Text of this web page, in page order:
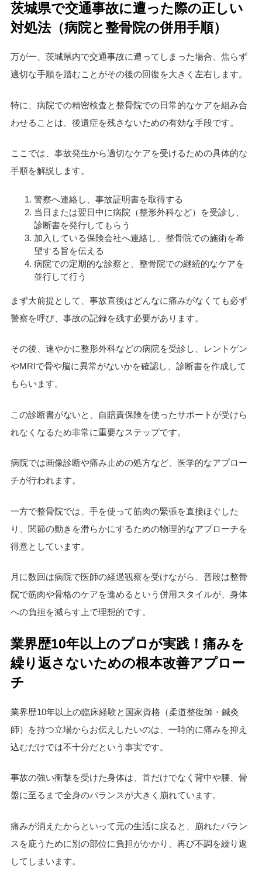
茨城県で交通事故に遭った際の正しい
対処法（病院と整骨院の併用手順）
万が一、茨城県内で交通事故に遭ってしまった場合、焦らず
適切な手順を踏むことがその後の回復を大きく左右します。
特に、病院での精密検査と整骨院での日常的なケアを組み合
わせることは、後遺症を残さないための有効な手段です。
ここでは、事故発生から適切なケアを受けるための具体的な
手順を解説します。
警察へ連絡し、事故証明書を取得する
当日または翌日中に病院（整形外科など）を受診し、
診断書を発行してもらう
加入している保険会社へ連絡し、整骨院での施術を希
望する旨を伝える
病院での定期的な診察と、整骨院での継続的なケアを
並行して行う
まず大前提として、事故直後はどんなに痛みがなくても必ず
警察を呼び、事故の記録を残す必要があります。
その後、速やかに整形外科などの病院を受診し、レントゲン
やMRIで骨や脳に異常がないかを確認し、診断書を作成して
もらいます。
この診断書がないと、自賠責保険を使ったサポートが受けら
れなくなるため非常に重要なステップです。
病院では画像診断や痛み止めの処方など、医学的なアプロー
チが行われます。
一方で整骨院では、手を使って筋肉の緊張を直接ほぐした
り、関節の動きを滑らかにするための物理的なアプローチを
得意としています。
月に数回は病院で医師の経過観察を受けながら、普段は整骨
院で筋肉や骨格のケアを進めるという併用スタイルが、身体
への負担を減らす上で理想的です。
業界歴10年以上のプロが実践！痛みを
繰り返さないための根本改善アプロー
チ
業界歴10年以上の臨床経験と国家資格（柔道整復師・鍼灸
師）を持つ立場からお伝えしたいのは、一時的に痛みを抑え
込むだけでは不十分だという事実です。
事故の強い衝撃を受けた身体は、首だけでなく背中や腰、骨
盤に至るまで全身のバランスが大きく崩れています。
痛みが消えたからといって元の生活に戻ると、崩れたバラン
スを庇うために別の部位に負担がかかり、再び不調を繰り返
してしまいます。